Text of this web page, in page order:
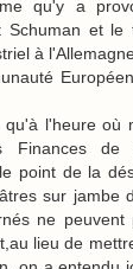
qu'y a
Schuman et le
à
qu'à l'heure où
Finances de
point de la
sur jambe
ne
lieu de